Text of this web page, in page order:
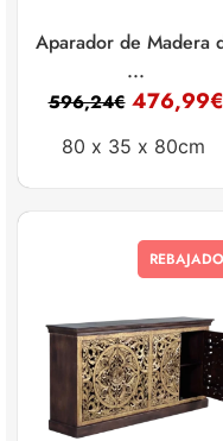
Aparador de Madera
...
596,24€ 476,99€
80 x 35 x 80cm
REBAJADO